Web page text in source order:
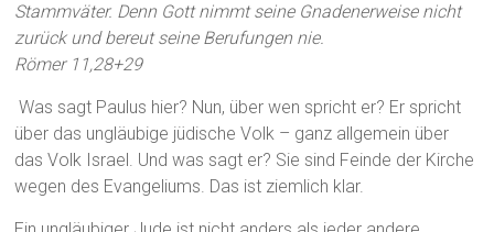
Stammväter. Denn Gott nimmt seine Gnadenerweise nicht
zurück und bereut seine Berufungen nie.
Römer 11,28+29
Was sagt Paulus hier? Nun, über wen spricht er? Er spricht
über das ungläubige jüdische Volk – ganz allgemein über
das Volk Israel. Und was sagt er? Sie sind Feinde der Kirche
wegen des Evangeliums. Das ist ziemlich klar.